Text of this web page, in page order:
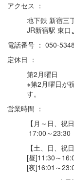
アクセス ：
地下鉄 新宿三
JR新宿駅 東口
電話番号 ： 050-
定休日 ：
第2月曜日
※第2月曜日が
す。
営業時間 ：
【月～日、祝
17:00～23:30
【土、日、祝日
[昼]11:30～
[夜]16:01～